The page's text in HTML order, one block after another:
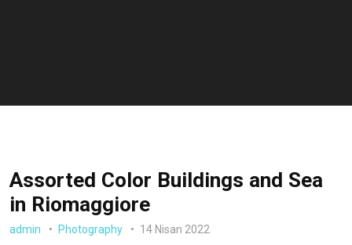
Assorted Color Buildings and Sea
in Riomaggiore
admin Photography 14 Nisan 2022